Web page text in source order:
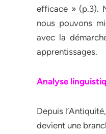
efficace » (p.3).
nous pouvons
avec la
apprentissages.
Analyse
Depuis
devient une